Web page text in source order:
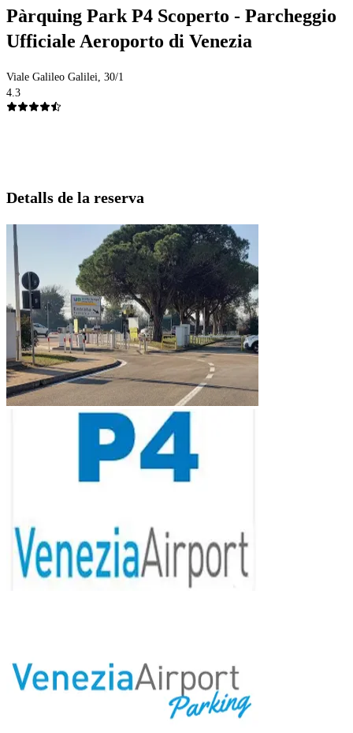
Pàrquing Park P4 Scoperto - Parcheggio
Ufficiale Aeroporto di Venezia
Viale Galileo Galilei, 30/1
4.3
Detalls de la reserva